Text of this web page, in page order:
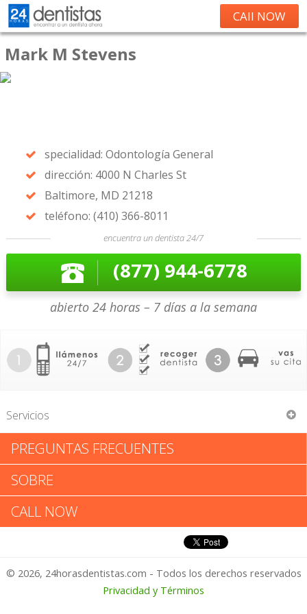
CAll NOW
Mark M Stevens
specialidad: Odontología General
dirección: 4000 N Charles St
Baltimore, MD 21218
teléfono: (410) 366-8011
encuentra un dentista 24/7
(877) 944-6778
abierto 24 horas – 7 días a la semana
Servicios
Mark M Stevens
Mark M Stevens: Califica tu
Experiencia
1 – No Feliz
PREGUNTAS FRECUENTES
SOBRE
CALL NOW
© 2026, 24horasdentistas.com - Todos los derechos reservados
Privacidad y Términos